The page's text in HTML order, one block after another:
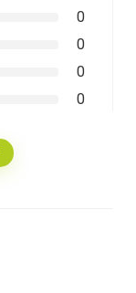
0
0
0
0